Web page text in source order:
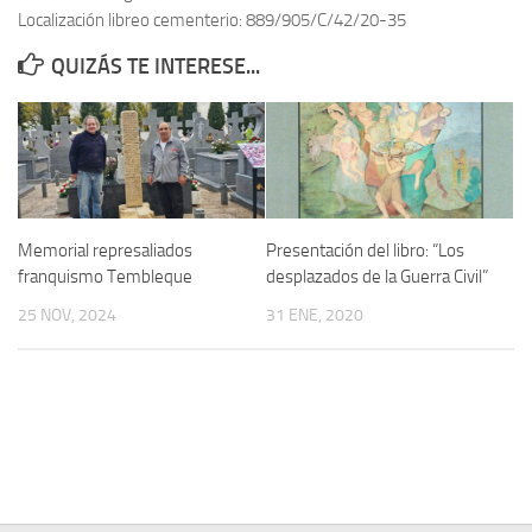
Memoria Histórica
Investigación previa de la represión en Talavera de la Reina (1937-
1947).
Informe Represión en Toledo 1936-1947 | Buscador
Informe de la fosa de abril de 1939 de Tembleque
Enciclopedia Republicana
Militantes históricos IR
Localización libreo cementerio: 889/905/C/42/20-35
QUIZÁS TE INTERESE...
Memorial represaliados
franquismo Tembleque
25 NOV, 2024
Presentación del libro: “Los
desplazados de la Guerra Civil”
31 ENE, 2020